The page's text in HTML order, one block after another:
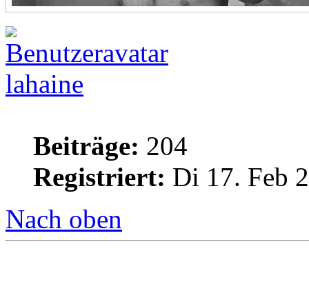
lahaine
Beiträge: 204
Registriert: Di 17. Feb
Nach oben